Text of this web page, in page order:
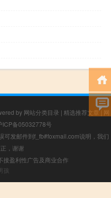
by 网站分类目录 | 精选推荐文章| 网
ICP备05032778号
可发邮件到f_fb#foxmail.com说明，我们
，谢谢
接盈利性广告及商业合作
孩